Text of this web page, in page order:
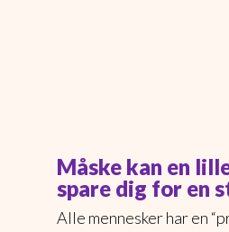
Måske kan en
spare dig for en
Alle mennesker har en